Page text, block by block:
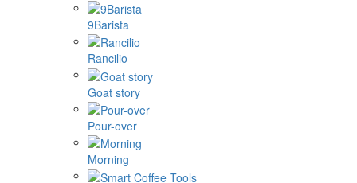
9Barista
Rancilio
Goat story
Pour-over
Morning